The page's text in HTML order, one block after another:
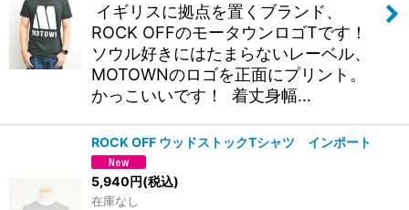
イギリスに拠点を置くブランド、
ROCK OFFのモータウンロゴTです！
ソウル好きにはたまらないレーベル、
MOTOWNのロゴを正面にプリント。
かっこいいです！ 着丈身幅…
ROCK OFF ウッドストックTシャツ インポート
5,940円(税込)
在庫なし